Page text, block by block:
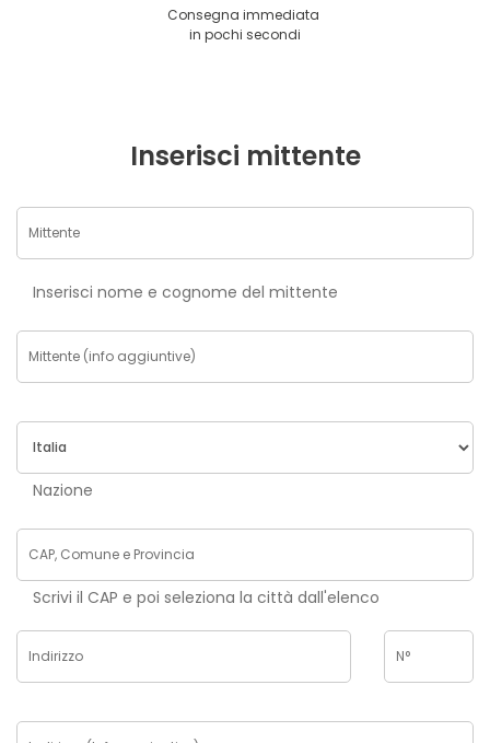
Consegna immediata
in pochi secondi
Inserisci mittente
Inserisci nome e cognome del mittente
Nazione
Scrivi il CAP e poi seleziona la città dall'elenco